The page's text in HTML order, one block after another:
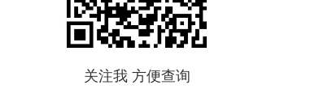
关注我 方便查询